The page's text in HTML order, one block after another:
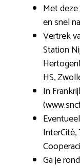
Met
en snel
Vertrek
Station
HS,
In
InterCité,
Ga je